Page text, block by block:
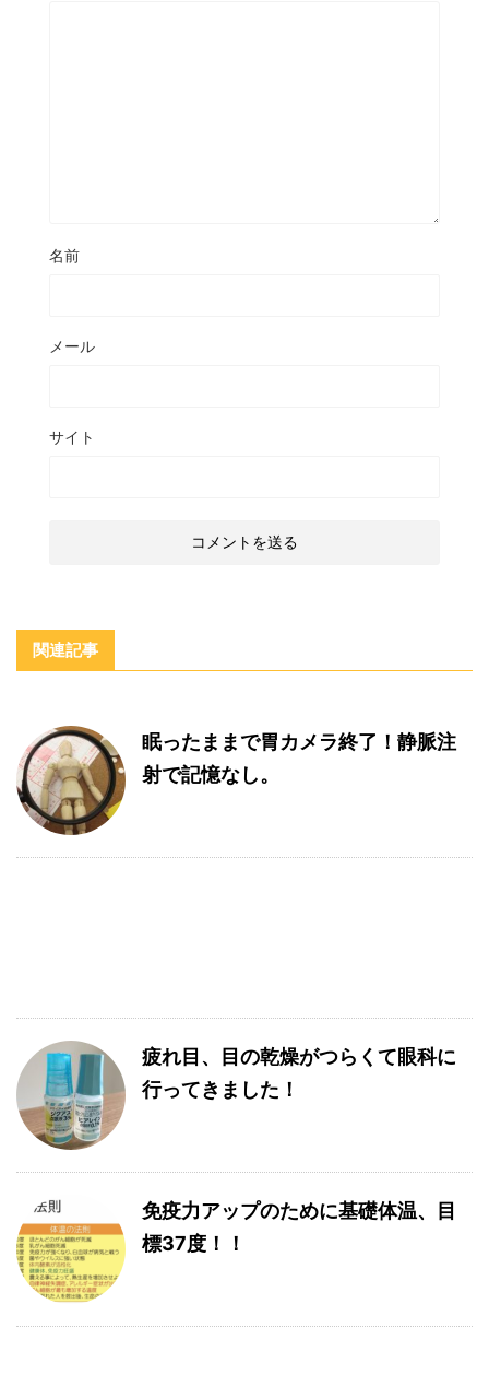
名前
メール
サイト
関連記事
眠ったままで胃カメラ終了！静脈注
射で記憶なし。
疲れ目、目の乾燥がつらくて眼科に
行ってきました！
免疫力アップのために基礎体温、目
標37度！！